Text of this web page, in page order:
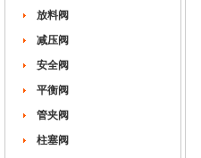
放料阀
减压阀
安全阀
平衡阀
管夹阀
柱塞阀